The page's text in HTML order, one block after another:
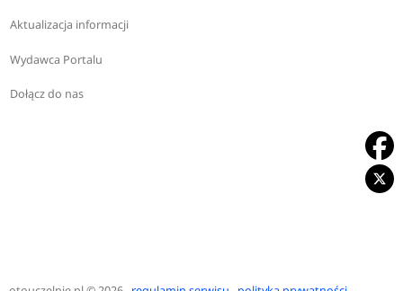
Aktualizacja informacji
Wydawca Portalu
Dołącz do nas